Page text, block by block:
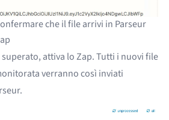
che il file arrivi in Parseur
attiva lo Zap. Tutti i nuovi file
verranno così inviati